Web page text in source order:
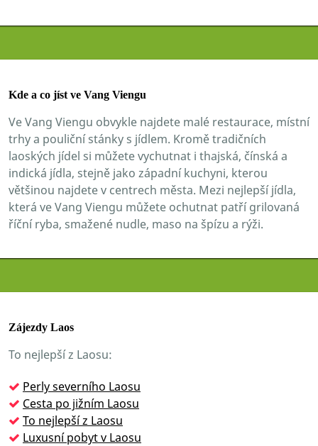
Kde a co jíst ve Vang Viengu
Ve Vang Viengu obvykle najdete malé restaurace, místní
trhy a pouliční stánky s jídlem. Kromě tradičních
laoských jídel si můžete vychutnat i thajská, čínská a
indická jídla, stejně jako západní kuchyni, kterou
většinou najdete v centrech města. Mezi nejlepší jídla,
která ve Vang Viengu můžete ochutnat patří grilovaná
říční ryba, smažené nudle, maso na špízu a rýži.
Zájezdy Laos
To nejlepší z Laosu:
Perly severního Laosu
Cesta po jižním Laosu
To nejlepší z Laosu
Luxusní pobyt v Laosu